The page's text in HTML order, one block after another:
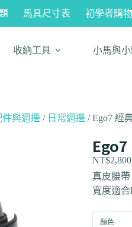
馬具尺寸表 初學者購
收納工具 小馬與
件與週邊 / 日常週邊 / Ego7 經
NT$2,800
真皮腰
寬度適合
顏色